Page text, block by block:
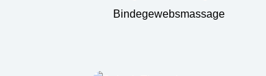
Bindegewebsmassage